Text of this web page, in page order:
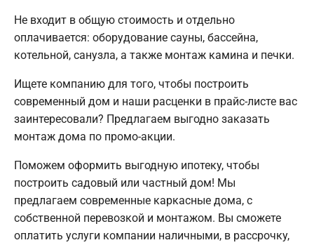
Не входит в общую стоимость и отдельно
оплачивается: оборудование сауны, бассейна,
котельной, санузла, а также монтаж камина и печки.
Ищете компанию для того, чтобы построить
современный дом и наши расценки в прайс-листе вас
заинтересовали? Предлагаем выгодно заказать
монтаж дома по промо-акции.
Поможем оформить выгодную ипотеку, чтобы
построить садовый или частный дом! Мы
предлагаем современные каркасные дома, с
собственной перевозкой и монтажом. Вы сможете
оплатить услуги компании наличными, в рассрочку,